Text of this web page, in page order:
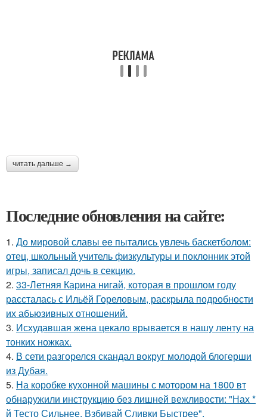
читать дальше →
Последние обновления на сайте:
1. До мировой славы ее пытались увлечь баскетболом:
отец, школьный учитель физкультуры и поклонник этой
игры, записал дочь в секцию.
2. 33-Летняя Карина нигай, которая в прошлом году
рассталась с Ильёй Гореловым, раскрыла подробности
их абьюзивных отношений.
3. Исхудавшая жена цекало врывается в нашу ленту на
тонких ножках.
4. В сети разгорелся скандал вокруг молодой блогерши
из Дубая.
5. На коробке кухонной машины с мотором на 1800 вт
обнаружили инструкцию без лишней вежливости: "Нах *
й Тесто Сильнее, Взбивай Сливки Быстрее".